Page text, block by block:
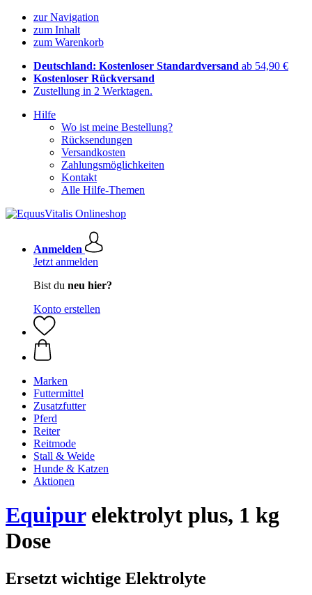
zur Navigation
zum Inhalt
zum Warenkorb
Deutschland: Kostenloser Standardversand ab 54,90 €
Kostenloser Rückversand
Zustellung in 2 Werktagen.
Hilfe
Wo ist meine Bestellung?
Rücksendungen
Versandkosten
Zahlungsmöglichkeiten
Kontakt
Alle Hilfe-Themen
Anmelden
Jetzt anmelden
Bist du neu hier?
Konto erstellen
Marken
Futtermittel
Zusatzfutter
Pferd
Reiter
Reitmode
Stall & Weide
Hunde & Katzen
Aktionen
Equipurelektrolyt plus, 1 kg
Dose
Ersetzt wichtige Elektrolyte